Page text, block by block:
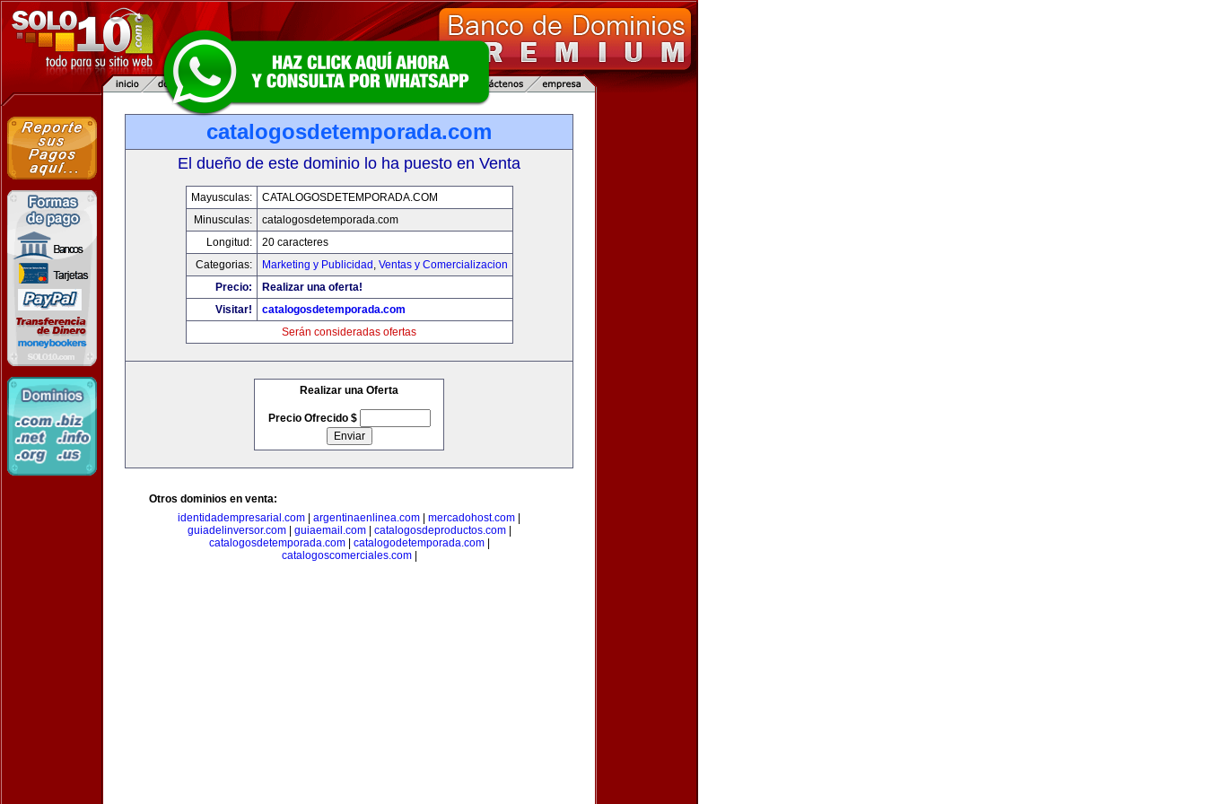
catalogosdetemporada.com
El dueño de este dominio lo ha puesto en Venta
Mayusculas:
CATALOGOSDETEMPORADA.COM
Minusculas:
catalogosdetemporada.com
Longitud:
20 caracteres
Categorias:
Marketing y Publicidad , Ventas y Comercializacion
Precio:
Realizar una oferta!
Visitar!
catalogosdetemporada.com
Serán consideradas ofertas
Realizar una Oferta
Precio Ofrecido $
Otros dominios en venta:
identidadempresarial.com
argentinaenlinea.com mercadohost.com
guiadelinversor.com| guiaemail.com| catalogosdeproductos.com|
catalogosdetemporada.com| catalogodetemporada.com|
catalogoscomerciales.com|